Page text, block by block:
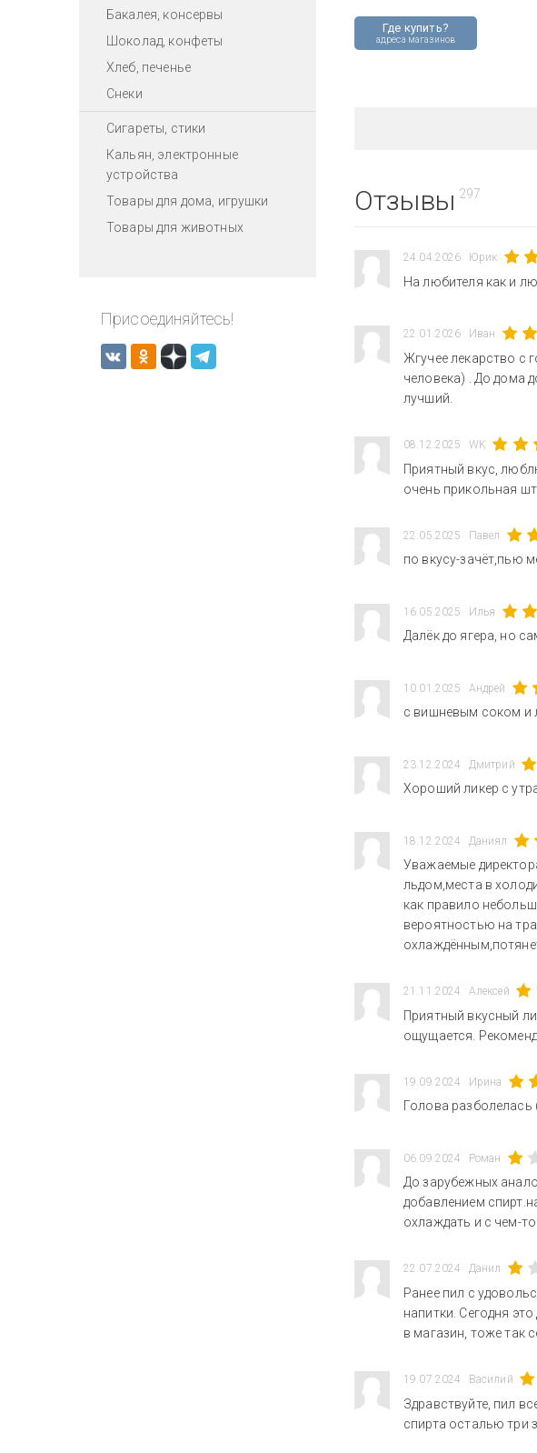
Бакалея, консервы
Шоколад, конфеты
Хлеб, печенье
Снеки
Сигареты, стики
Кальян, электронные
устройства
Товары для дома, игрушки
Товары для животных
Присоединяйтесь!
Где купить?
адреса магазинов
Отзывы 297
24.04.2026 Юрик
На любителя как и
22.01.2026 Иван
Жгучее лекарство с
человека) . До дома
лучший.
08.12.2025 WK
Приятный вкус,
очень прикольная
22.05.2025 Павел
по вкусу-зачёт,пью
16.05.2025 Илья
Далёк до ягера, но
10.01.2025 Андрей
с вишневым соком и
23.12.2024 Дмитрий
Хороший ликер с
18.12.2024 Даниял
Уважаемые
льдом,места в
как правило
вероятностью на
21.11.2024 Алексей
Приятный вкусный
ощущается.
19.09.2024 Ирина
Голова разболелась
06.09.2024 Роман
До зарубежных
добавлением
охлаждать и с чем-
22.07.2024 Данил
Ранее пил с
напитки. Сегодня
в магазин, тоже так
19.07.2024 Василий
Здравствуйте, пил
спирта осталью три